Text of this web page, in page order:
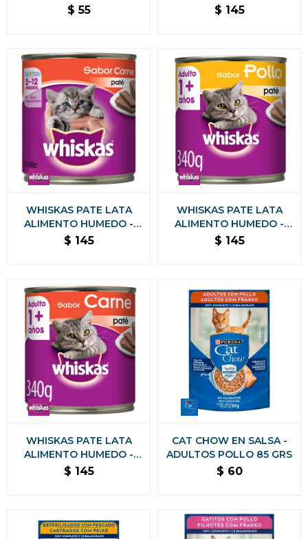
HUMEDO 85 GR
$ 55
ATUN 340 GRAMOS
$ 145
WHISKAS PATE LATA
ALIMENTO HUMEDO -
GATITOS CARNE 340
$ 145
WHISKAS PATE LATA
ALIMENTO HUMEDO -
POLLO 340 GRAMOS
$ 145
WHISKAS PATE LATA
ALIMENTO HUMEDO -
CARNE 340 GRAMOS
$ 145
CAT CHOW EN SALSA -
ADULTOS POLLO 85 GRS
$ 60